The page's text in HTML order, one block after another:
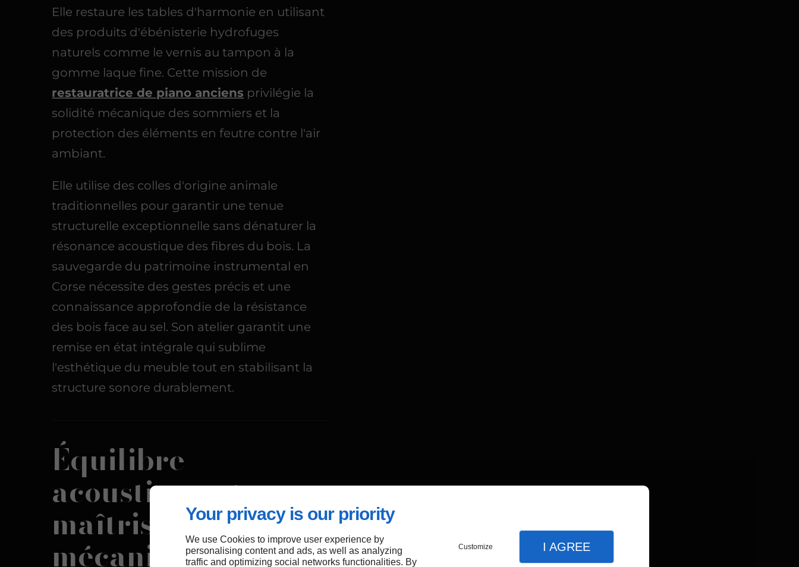
Your privacy is our priority
We use Cookies to improve user experience by
personalising content and ads, as well as analyzing
traffic and optimizing social networks functionalities. By
Customize I AGREE
Elle restaure les tables d'harmonie en utilisant
des produits d'ébénisterie hydrofuges
naturels comme le vernis au tampon à la
gomme laque fine. Cette mission de
restauratrice de piano anciens privilégie la
solidité mécanique des sommiers et la
protection des éléments en feutre contre l'air
ambiant.
Elle utilise des colles d'origine animale
traditionnelles pour garantir une tenue
structurelle exceptionnelle sans dénaturer la
résonance acoustique des fibres du bois. La
sauvegarde du patrimoine instrumental en
Corse nécessite des gestes précis et une
connaissance approfondie de la résistance
des bois face au sel. Son atelier garantit une
remise en état intégrale qui sublime
l'esthétique du meuble tout en stabilisant la
structure sonore durablement.
Équilibre
acoustique et
maîtrise des
mécaniques